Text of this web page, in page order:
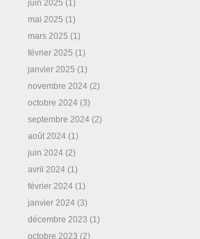
juin 2025 (1)
mai 2025 (1)
mars 2025 (1)
février 2025 (1)
janvier 2025 (1)
novembre 2024 (2)
octobre 2024 (3)
septembre 2024 (2)
août 2024 (1)
juin 2024 (2)
avril 2024 (1)
février 2024 (1)
janvier 2024 (3)
décembre 2023 (1)
octobre 2023 (2)